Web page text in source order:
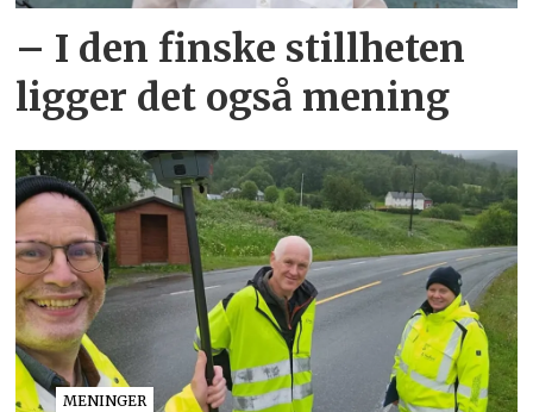
– I den finske stillheten
ligger det også mening
MENINGER